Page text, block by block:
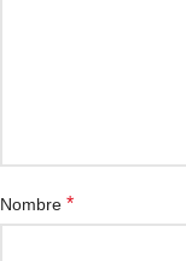
Nombre *